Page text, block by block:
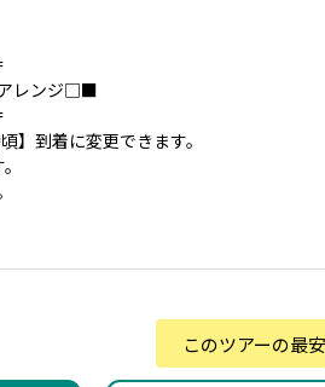
レンジ□■
】到着に変更できます。
このツアーの最